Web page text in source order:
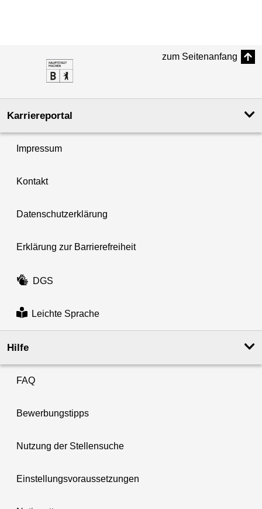
zum Seitenanfang
Karriereportal
Impressum
Kontakt
Datenschutzerklärung
Erklärung zur Barrierefreiheit
DGS
Leichte Sprache
Hilfe
FAQ
Bewerbungstipps
Nutzung der Stellensuche
Einstellungsvoraussetzungen